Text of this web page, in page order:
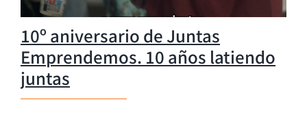
10º aniversario de Juntas
Emprendemos. 10 años latiendo
juntas